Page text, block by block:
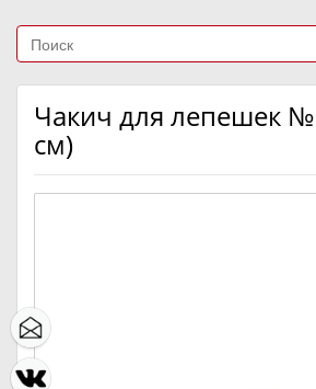
Чакич для лепешек
см)